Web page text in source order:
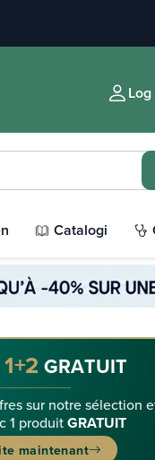
Catalogi
1+2 GRATUIT
sur notre sélection
1 produitGRATUIT
maintenant